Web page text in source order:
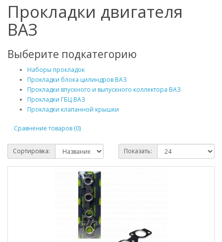
Прокладки двигателя
ВАЗ
Выберите подкатегорию
Наборы прокладок
Прокладки блока цилиндров ВАЗ
Прокладки впускного и выпускного коллектора ВАЗ
Прокладки ГБЦ ВАЗ
Прокладки клапанной крышки
Сравнение товаров (0)
Сортировка: Показать: